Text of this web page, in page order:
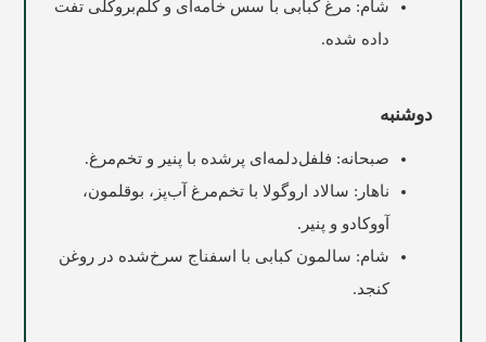
شام: مرغ کبابی با سس خامه‌ای و کلم‌بروکلی تفت
داده شده.
دوشنبه
صبحانه: فلفل‌دلمه‌ای پرشده با پنیر و تخم‌مرغ.
ناهار: سالاد اروگولا با تخم‌مرغ آب‌پز، بوقلمون،
آووکادو و پنیر.
شام: سالمون کبابی با اسفناج سرخ‌شده در روغن
کنجد.